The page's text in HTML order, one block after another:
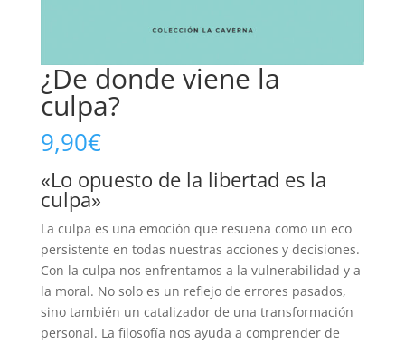
¿De donde viene la
culpa?
9,90€
«Lo opuesto de la libertad es la
culpa»
La culpa es una emoción que resuena como un eco
persistente en todas nuestras acciones y decisiones.
Con la culpa nos enfrentamos a la vulnerabilidad y a
la moral. No solo es un reflejo de errores pasados,
sino también un catalizador de una transformación
personal. La filosofía nos ayuda a comprender de